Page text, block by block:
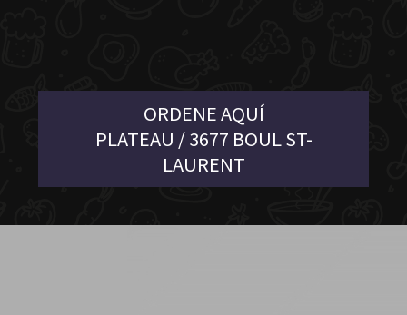
ORDENE AQUÍ
PLATEAU / 3677 BOUL ST-
LAURENT